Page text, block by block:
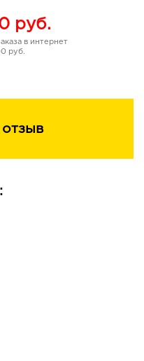
руб.
в интернет
руб.